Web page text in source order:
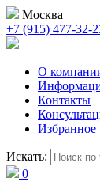
Москва
+7 (915) 477-32-
О
Контакты
Избранное
Искать:
0